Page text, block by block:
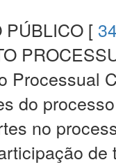
PÚBLICO [
Processual
do
no